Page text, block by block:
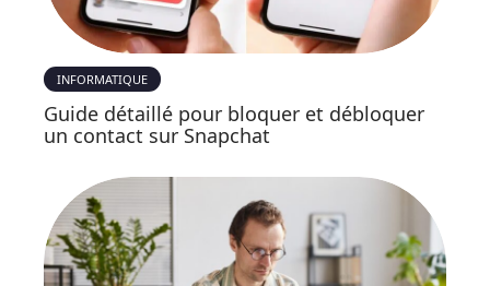
INFORMATIQUE
Guide détaillé pour bloquer et débloquer
un contact sur Snapchat